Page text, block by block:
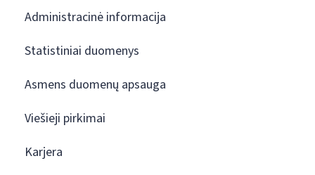
Administracinė informacija
Statistiniai duomenys
Asmens duomenų apsauga
Viešieji pirkimai
Karjera